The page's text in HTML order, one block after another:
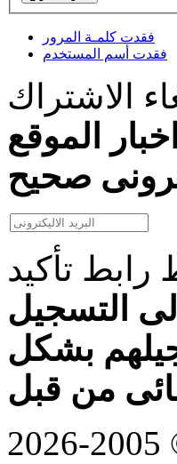
فقدت كلمـة المرور
فقدت أسم المستخدم
الاشتراك
الموقع
تأكيد
التسجيل
بشكل
من قبل